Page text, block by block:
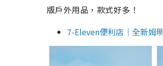
版戶外用品，款式好多！
7-Eleven便利店｜全新姆